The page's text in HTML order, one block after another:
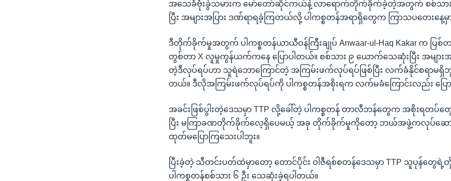
အသေခံဗုံးခွဲသမားက မော်တော်ဆိုင်ကယ်နဲ့ လာရောက်တိုက်ခိုက်ခဲ့တဲ့အတွက် စစ်သား
ပြီး အများအပြား ဒဏ်ရာရခဲ့ကြတယ်လို့ ပါကစ္စတန်အရာရှိတွေက ကြာသပတေးနေ့မှ
ဒီတိုက်ခိုက်မှုအတွက် ပါကစ္စတန်ယာယီဝန်ကြီးချုပ် Anwaar-ul-Haq Kakar က ပြစ်တ
တွစ်တာ X လူမှုကွန်ယက်ကနေ ပြောပါတယ်။ စစ်သား ၉ ယောက်သေဆုံးပြီး အများအ
တဲ့ဒီလုပ်ရပ်ဟာ သူရဲဘောကြောင်တဲ့ အကြမ်းဖက်လုပ်ရပ်ဖြစ်ပြီး လက်ခံနိုင်စရာမရှိဘူး
တယ်။ ဒီလိုအကြမ်းဖက်လုပ်ရပ်ကို ပါကစ္စတန်အစိုးရက လက်မခံကြောင်းလည်း ပြေ
အခင်းဖြစ်ပွါးတဲ့ဒေသမှာ TTP လို့ခေါ်တဲ့ ပါကစ္စတန် တာလီဘန်တွေက အစိုးရတပ်
ပြီး မကြာခဏတိုက်ခိုက်လေ့ရှိပေမယ့် အခု တိုက်ခိုက်မှုကိုတော့ ဘယ်အဖွဲ့ကလုပ်ဆ
ထုတ်မပြောကြသေးပါဘူး။
ပြီးခဲ့တဲ့ သီတင်းပတ်ထဲမှာတော့ တောင်ပိုင်း ဝါဇီရစ်စတန်ဒေသမှာ TTP သူပုန်တွေ
ပါကစ္စတန်စစ်သား ၆ ဦး သေဆုံးခဲ့ရပါတယ်။